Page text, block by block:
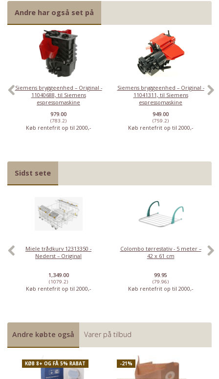
Andre har også set på
Siemens bryggeenhed – Original -
11040688, til Siemens
espressomaskine
979.00
(783.2)
Køb rentefrit op til 2000,-
Siemens bryggeenhed – Original -
11041311, til Siemens
espressomaskine
949.00
(759.2)
Køb rentefrit op til 2000,-
Sidst sete
Miele trådkurv 12313350 -
Nederst – Original
1,349.00
(1079.2)
Køb rentefrit op til 2000,-
Colombo tørrestativ - 5 meter –
42 x 61 cm
99.95
(79.96)
Køb rentefrit op til 2000,-
Andre købte også Varer på tilbud
KØB 8+ OG FÅ 5% RABAT -21%